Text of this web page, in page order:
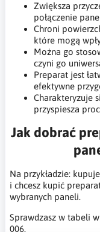
Zwiększa
połączenie
Chroni
które mogą
Można go
czyni go
Preparat jest
efektywne
Charakteryzuje
przyspiesza
Jak dobrać
Na przykładzie:
i chcesz kupić
wybranych paneli.
Sprawdzasz w tabeli
006.